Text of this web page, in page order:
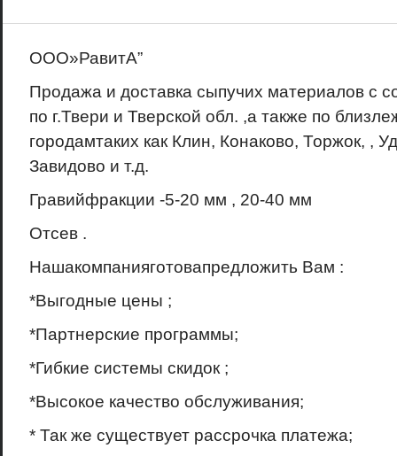
ООО»РавитА”
Продажа и доставка сыпучих материалов с
по г.Твери и Тверской обл. ,а также по
городамтаких как Клин, Конаково, Торжок, ,
Завидово и т.д.
Гравийфракции -5-20 мм , 20-40 мм
Отсев .
Нашакомпанияготовапредложить Вам :
*Выгодные цены ;
*Партнерские программы;
*Гибкие системы скидок ;
*Высокое качество обслуживания;
* Так же существует рассрочка платежа;